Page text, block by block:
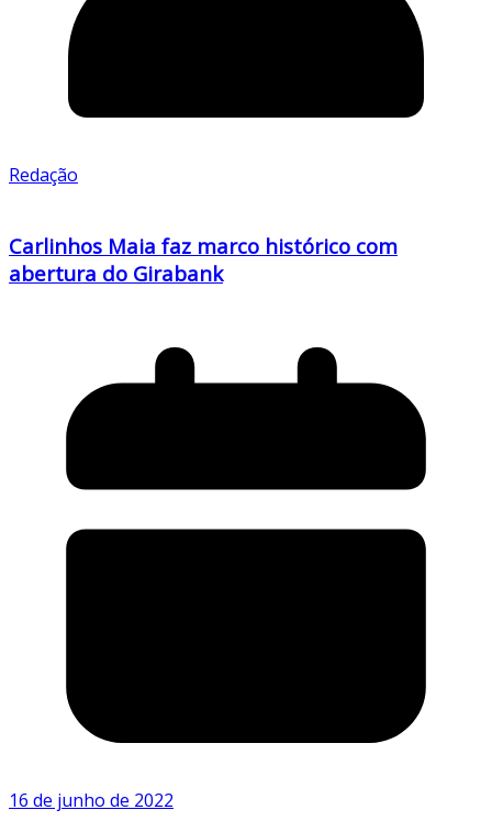
Redação
Carlinhos Maia faz marco histórico com
abertura do Girabank
16 de junho de 2022